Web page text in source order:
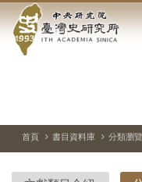
到中
央
院-
臺
首頁 書目資料庫 分類瀏覽